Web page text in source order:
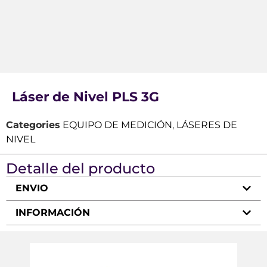
Láser de Nivel PLS 3G
Categories EQUIPO DE MEDICIÓN, LÁSERES DE
NIVEL
Detalle del producto
ENVIO
INFORMACIÓN